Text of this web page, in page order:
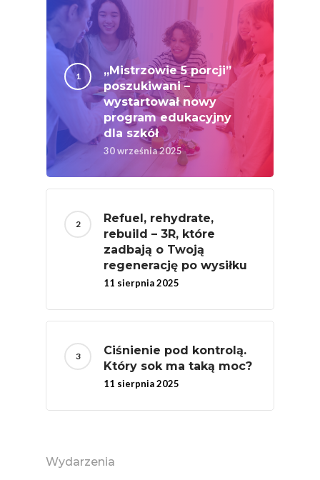
„Mistrzowie 5 porcji”
poszukiwani –
wystartował nowy
program edukacyjny
dla szkół
30 września 2025
Refuel, rehydrate,
rebuild – 3R, które
zadbają o Twoją
regenerację po wysiłku
11 sierpnia 2025
Ciśnienie pod kontrolą.
Który sok ma taką moc?
11 sierpnia 2025
Wydarzenia